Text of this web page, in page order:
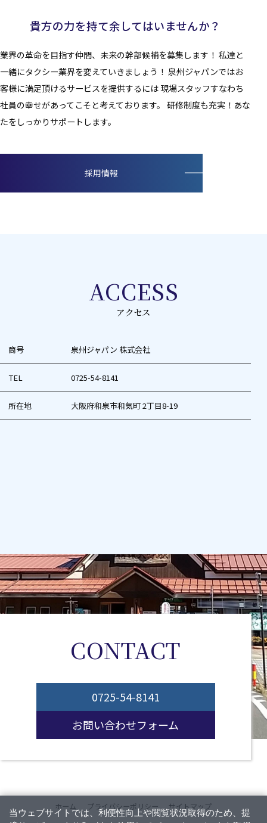
貴方の力を持て余してはいませんか？
業界の革命を目指す仲間、未来の幹部候補を募集します！ 私達と
一緒にタクシー業界を変えていきましょう！ 泉州ジャパンではお
客様に満足頂けるサービスを提供するには 現場スタッフすなわち
社員の幸せがあってこそと考えております。 研修制度も充実！あな
たをしっかりサポートします。
採用情報
ACCESS
アクセス
商号 泉州ジャパン 株式会社
TEL 0725-54-8141
所在地 大阪府和泉市和気町 2丁目8-19
CONTACT
0725-54-8141
お問い合わせフォーム
ホーム プライバシーポリシー サイトマップ